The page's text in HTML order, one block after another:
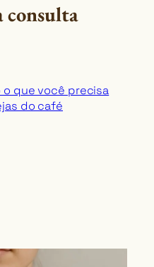
consulta
que você precisa
do café